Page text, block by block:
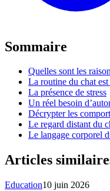
Sommaire
Quelles sont les
La routine du chat
La présence de stress
Un réel besoin
Décrypter les
Le regard distant du
Le langage corporel
Articles
Education10 juin 2026